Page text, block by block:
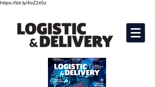
https://bit.ly/4oZ1tGz